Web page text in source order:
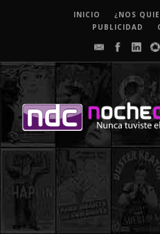
INICIO
¿NOS
PUBLICIDAD